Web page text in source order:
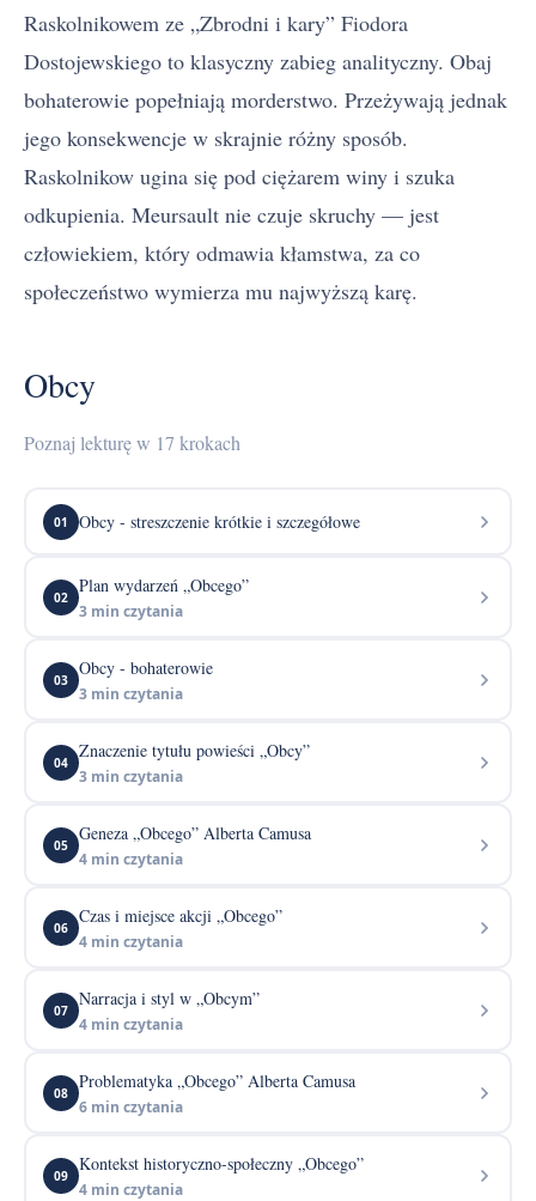
Raskolnikowem ze „Zbrodni i kary” Fiodora
Dostojewskiego to klasyczny zabieg analityczny. Obaj
bohaterowie popełniają morderstwo. Przeżywają jednak
jego konsekwencje w skrajnie różny sposób.
Raskolnikow ugina się pod ciężarem winy i szuka
odkupienia. Meursault nie czuje skruchy — jest
człowiekiem, który odmawia kłamstwa, za co
społeczeństwo wymierza mu najwyższą karę.
Obcy
Poznaj lekturę w 17 krokach
01 Obcy - streszczenie krótkie i szczegółowe
02
Plan wydarzeń „Obcego”
3 min czytania
03
Obcy - bohaterowie
3 min czytania
04
Znaczenie tytułu powieści „Obcy”
3 min czytania
05
Geneza „Obcego” Alberta Camusa
4 min czytania
06
Czas i miejsce akcji „Obcego”
4 min czytania
07
Narracja i styl w „Obcym”
4 min czytania
08
Problematyka „Obcego” Alberta Camusa
6 min czytania
09
Kontekst historyczno-społeczny „Obcego”
4 min czytania